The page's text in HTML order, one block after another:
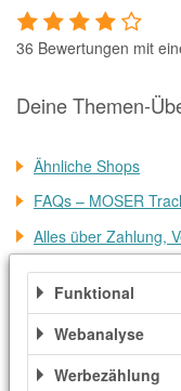
36 Bewertungen mit
Deine Themen-
Ähnliche Shops
FAQs – MOSER
Alles über Zahlung,
Weitere
Kategorien
Accessoires & Taschen
Funktional
Webanalyse
Werbezählung